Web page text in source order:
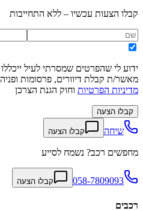
קבלו הצעות עכשיו – ללא התחייבות
ידוע לי שהפרטים שמסרתי לעיל
מאשר/ת קבלת דיוורים, פרסומות
מדיניות הפרטיות וחוק הגנת הצרכן
קבלו הצעה
שיחה קבלו הצעה
מחפשים רכב? נשמח לסייע
058-7809093 קבלו הצעה
רכבים